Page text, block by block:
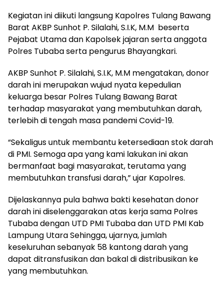
Kegiatan ini diikuti langsung Kapolres Tulang Bawang
Barat AKBP Sunhot P. Silalahi, S.I.K, M.M beserta
Pejabat Utama dan Kapolsek jajaran serta anggota
Polres Tubaba serta pengurus Bhayangkari.
AKBP Sunhot P. Silalahi, S.I.K, M.M mengatakan, donor
darah ini merupakan wujud nyata kepedulian
keluarga besar Polres Tulang Bawang Barat
terhadap masyarakat yang membutuhkan darah,
terlebih di tengah masa pandemi Covid-19.
“Sekaligus untuk membantu ketersediaan stok darah
di PMI. Semoga apa yang kami lakukan ini akan
bermanfaat bagi masyarakat, terutama yang
membutuhkan transfusi darah,” ujar Kapolres.
Dijelaskannya pula bahwa bakti kesehatan donor
darah ini diselenggarakan atas kerja sama Polres
Tubaba dengan UTD PMI Tubaba dan UTD PMI Kab
Lampung Utara Sehingga, ujarnya, jumlah
keseluruhan sebanyak 58 kantong darah yang
dapat ditransfusikan dan bakal di distribusikan ke
yang membutuhkan.